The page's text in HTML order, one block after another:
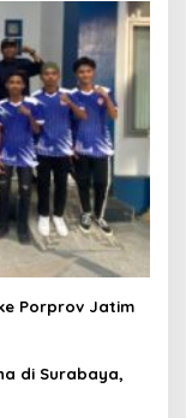
Porprov Jatim
di Surabaya,